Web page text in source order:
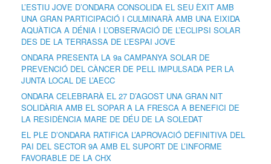
L’ESTIU JOVE D’ONDARA CONSOLIDA EL SEU ÈXIT AMB
UNA GRAN PARTICIPACIÓ I CULMINARÀ AMB UNA EIXIDA
AQUÀTICA A DÉNIA I L’OBSERVACIÓ DE L’ECLIPSI SOLAR
DES DE LA TERRASSA DE L’ESPAI JOVE
ONDARA PRESENTA LA 9a CAMPANYA SOLAR DE
PREVENCIÓ DEL CÀNCER DE PELL IMPULSADA PER LA
JUNTA LOCAL DE L’AECC
ONDARA CELEBRARÀ EL 27 D’AGOST UNA GRAN NIT
SOLIDÀRIA AMB EL SOPAR A LA FRESCA A BENEFICI DE
LA RESIDÈNCIA MARE DE DÉU DE LA SOLEDAT
EL PLE D’ONDARA RATIFICA L’APROVACIÓ DEFINITIVA DEL
PAI DEL SECTOR 9A AMB EL SUPORT DE L’INFORME
FAVORABLE DE LA CHX